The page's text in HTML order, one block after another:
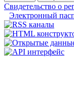
Свидетельство о
Электронный